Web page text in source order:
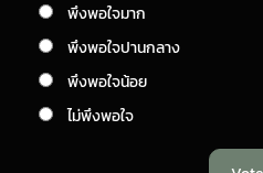
พึงพอใจมาก
พึงพอใจปานกลาง
พึงพอใจน้อย
ไม่พึงพอใจ